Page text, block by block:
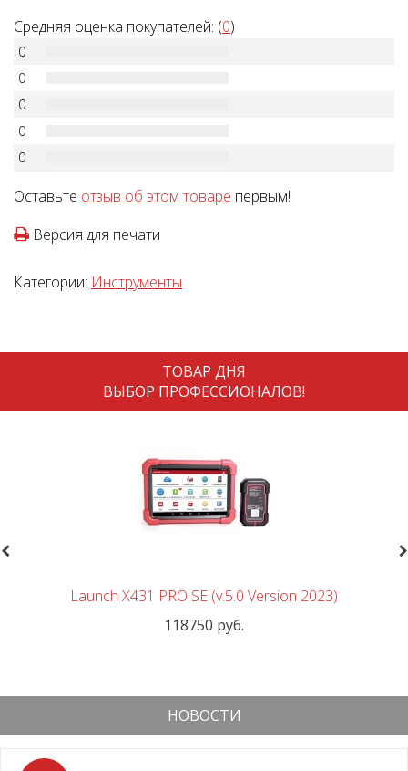
Средняя оценка покупателей: (0)
0
0
0
0
0
Оставьте отзыв об этом товаре первым!
Версия для печати
Категории: Инструменты
ТОВАР ДНЯ
ВЫБОР ПРОФЕССИОНАЛОВ!
Launch X431 PRO SE (v.5.0 Version 2023)
118750 руб.
НОВОСТИ